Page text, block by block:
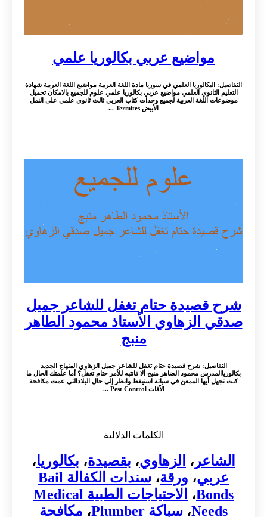
مواضيع عربي بكالوريا علمي
التفاصيل: البكالوريا العلمي في سوريا مادة اللغة العربية مواضبع اللغة العربية شهادة
التعليم الثانوي العلمي مواضيع عربي بكالوريا علمي علوم للجميع بالامكان تحميل
موضوعات اللغة العربية لجميع وحدات كتاب العربي ثالث ثانوي علمي على النمل
الأبيض Termites ...
شرح قصيدة حتام تغفل للشاعر جميل
صدقي الزهاوي الأستاذ محمود الطاهر
منبج
التفاصيل: شرح قصيدة حتام تغفل للشاعر جميل الزهاوي المنهاج الجديد
بكالورياالمدرس محمود الضاهر منبج ألا فانتبه للأمر حتام تغفل؟ أما علمتك الحال ما
كنت تجهل أيها الممعن في سباته استيقظ وانظر إلى حال البلادالتي عمت مكافحة
الآفات Pest Control ...
الكلمات الدلالية
الشاعر ، الزهاوي، بقصيدة، بكالوريا،
عربي، ورقة،
سندات الكفالة Bail
Bonds،
الاحتياجات الطبية Medical
Needs، سباكة Plumber ، مكافحة